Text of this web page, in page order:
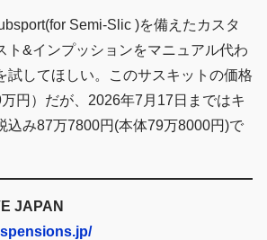
Semi-Slic )を備えたカスタ
ト&インプッションをマニュアル代わ
試してほしい。このサスキットの価格
円）だが、2026年7月17日まではキ
込み87万7800円(本体79万8000円)で
JAPAN